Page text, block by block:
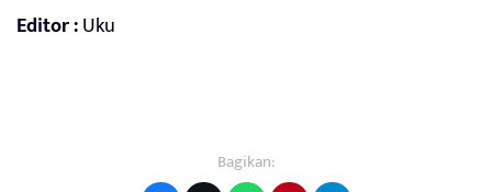
Editor :Uku
Bagikan: